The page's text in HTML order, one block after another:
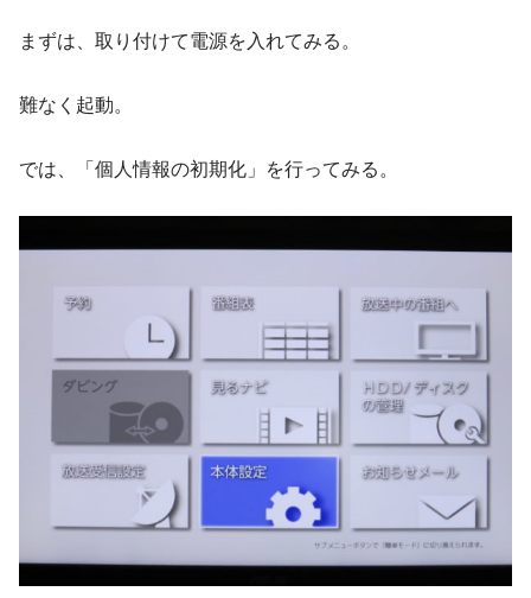
まずは、取り付けて電源を入れてみる。
難なく起動。
では、「個人情報の初期化」を行ってみる。